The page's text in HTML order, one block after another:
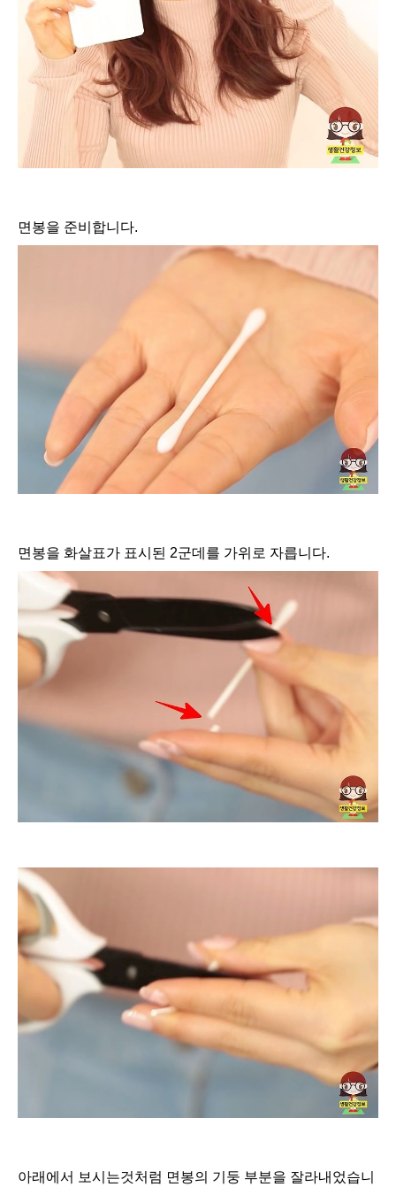
면봉을 준비합니다.
면봉을 화살표가 표시된 2군데를 가위로 자릅니다.
아래에서 보시는것처럼 면봉의 기둥 부분을 잘라내었습니